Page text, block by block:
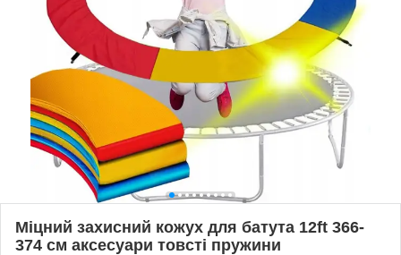
Міцний захисний кожух для батута 12ft 366-
374 см аксесуари товсті пружини